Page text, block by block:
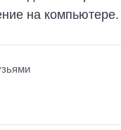
на компьютере.